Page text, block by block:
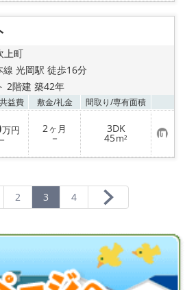
り
上町
線 光岡駅 徒歩16分
2階建 築42年
共益費 敷金/礼金 間取り/専有面積
万円
－
2ヶ月
－
3DK
45m² お
気
に
2 3 4